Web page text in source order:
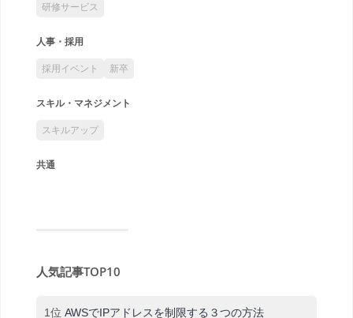
研修サービス
人事・採用
採用イベント 新卒
スキル・マネジメント
スキルアップ
共通
人気記事TOP10
1位 AWSでIPアドレスを制限する３つの方法